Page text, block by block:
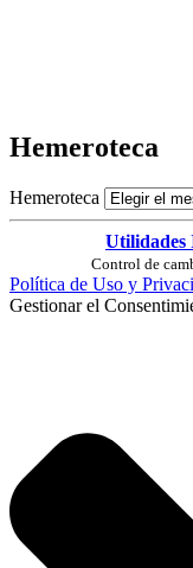
Hemeroteca
Hemeroteca
Control de
Política de Uso y
Gestionar el